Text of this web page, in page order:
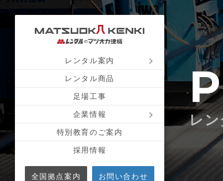
レンタル案内
レンタル商品
足場工事
企業情報
特別教育のご案内
採用情報
全国拠点案内 お問い合わせ
レン